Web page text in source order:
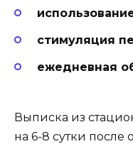
стимуляция
ежедневная
Выписка из
на 6-8 сутки после